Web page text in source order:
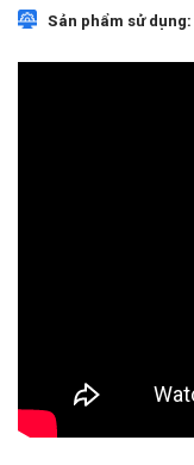
Sản phẩm sử dụng: